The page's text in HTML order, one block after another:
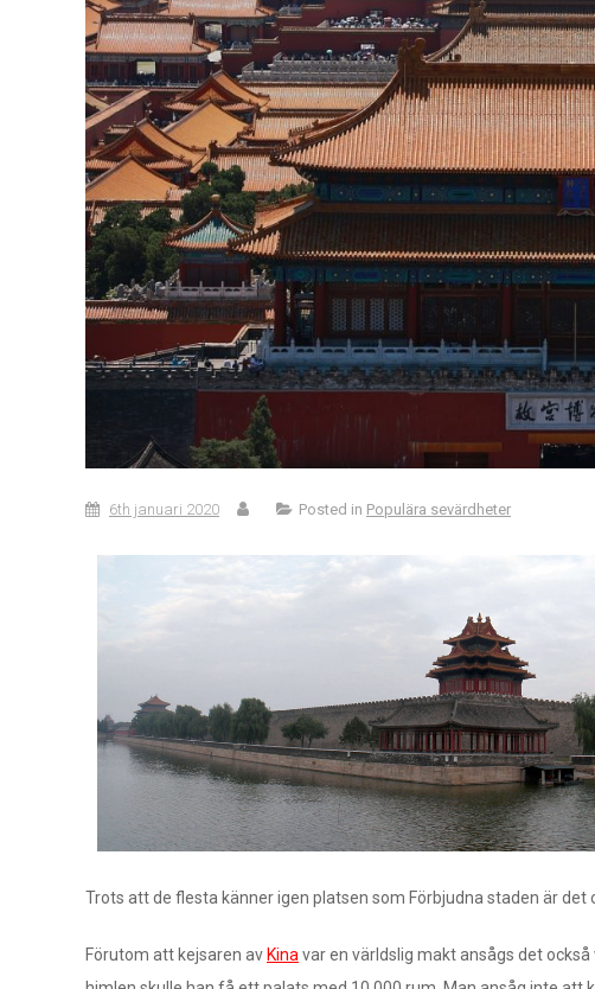
6th januari 2020 Posted in Populära sevärdheter
Trots att de flesta känner igen platsen som Förbjudna staden är
Förutom att kejsaren avKina var en världslig makt ansågs det